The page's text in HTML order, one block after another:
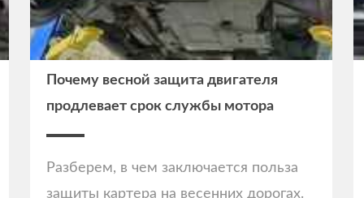
Почему весной защита двигателя
продлевает срок службы мотора
Разберем, в чем заключается польза
защиты картера на весенних дорогах.